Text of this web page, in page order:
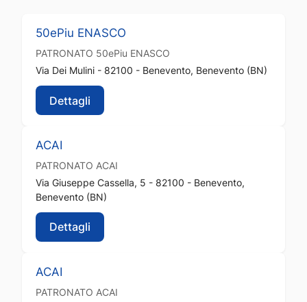
50ePiu ENASCO
PATRONATO 50ePiu ENASCO
Via Dei Mulini - 82100 - Benevento, Benevento (BN)
Dettagli
ACAI
PATRONATO ACAI
Via Giuseppe Cassella, 5 - 82100 - Benevento,
Benevento (BN)
Dettagli
ACAI
PATRONATO ACAI